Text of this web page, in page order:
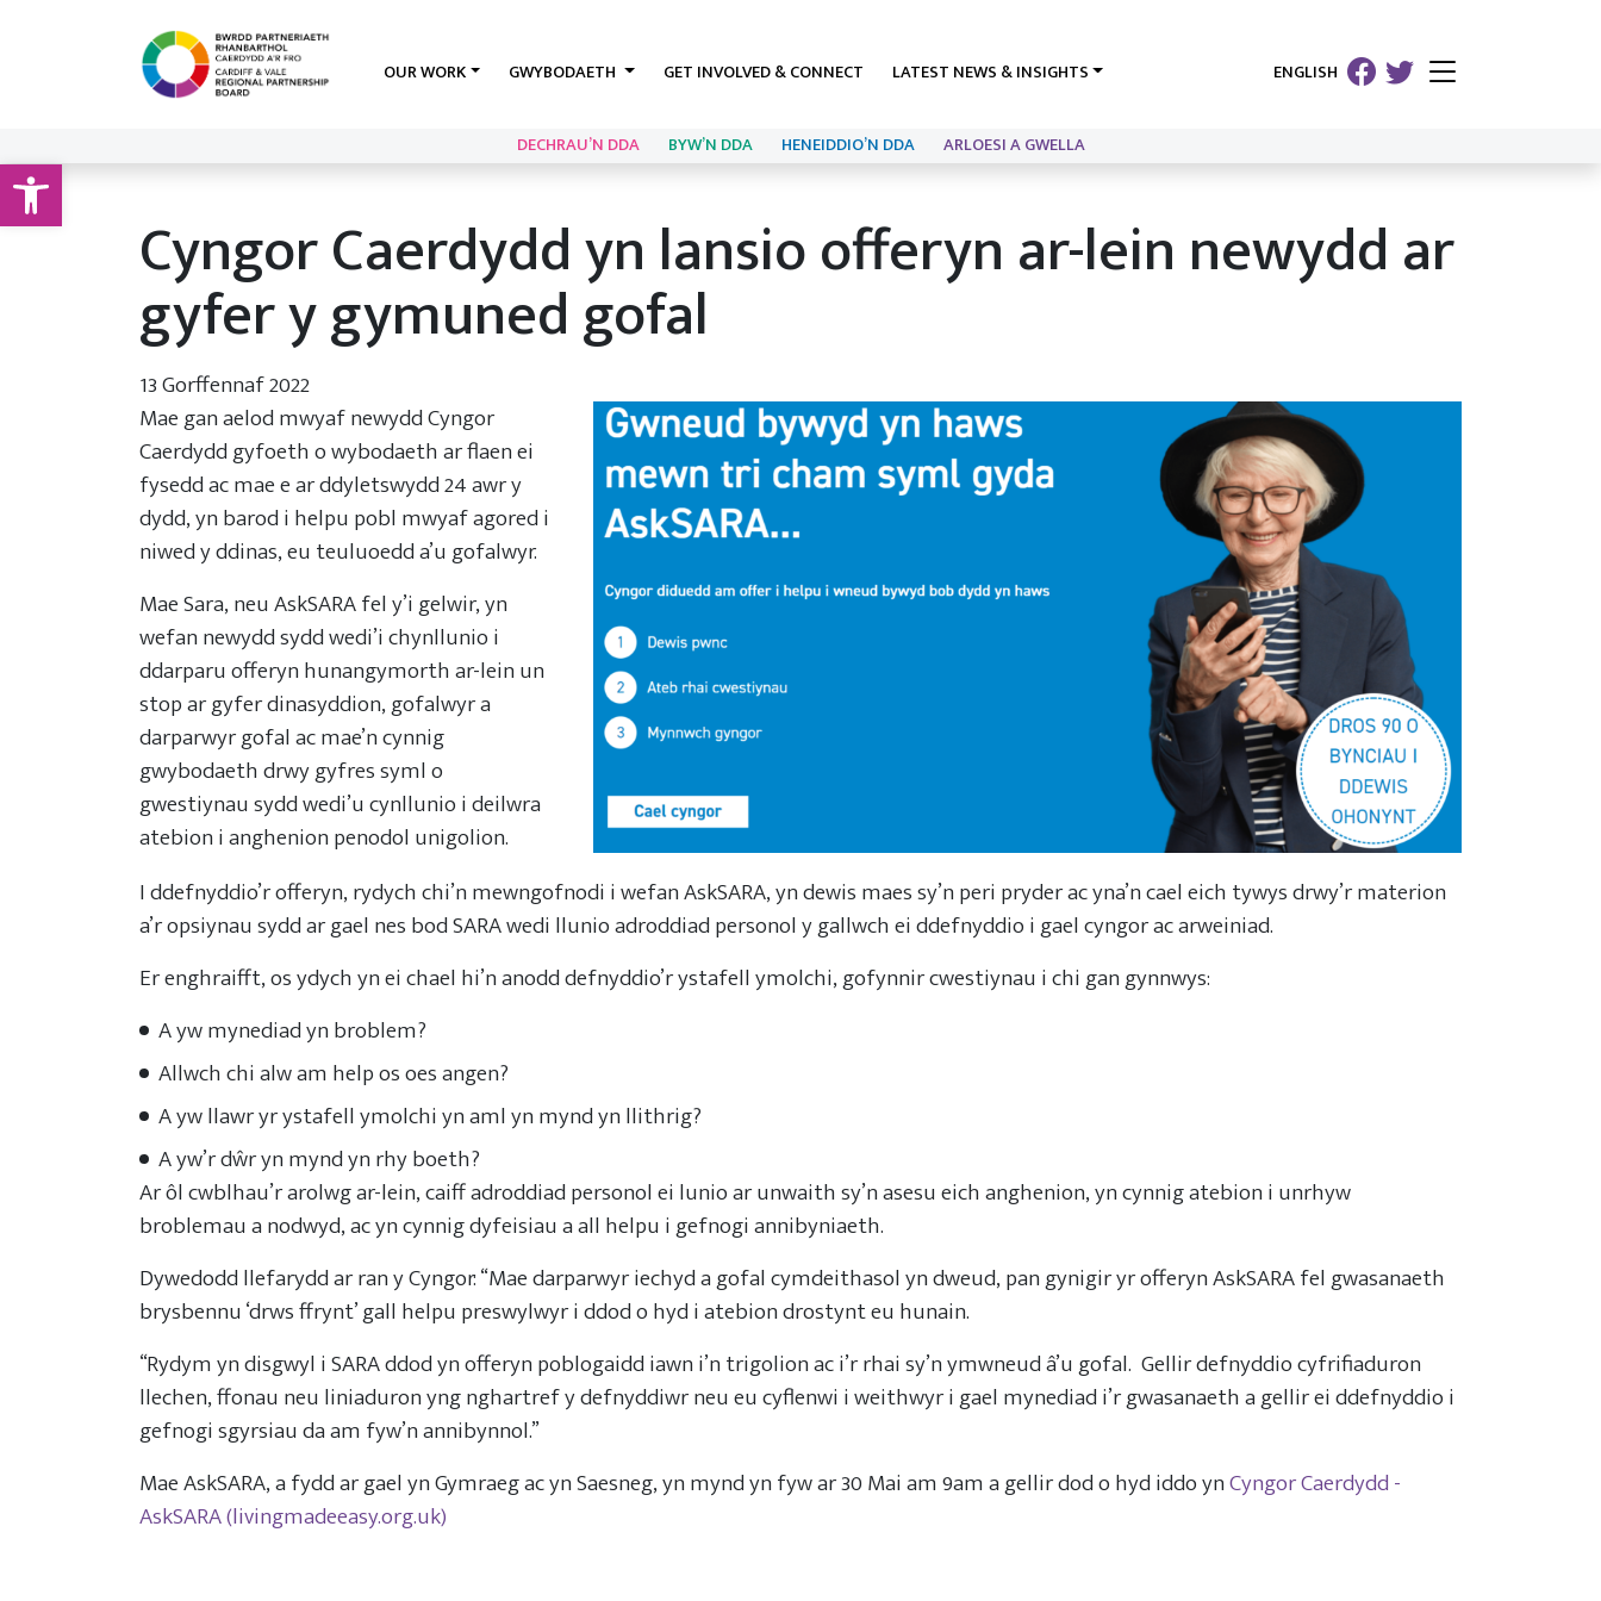
Open toolbar
OUR WORK GWYBODAETH GET INVOLVED & CONNECT LATEST NEWS & INSIGHTS ENGLISH
DECHRAU’N DDA BYW’N DDA HENEIDDIO’N DDA ARLOESI A GWELLA
Cyngor Caerdydd yn lansio offeryn ar-lein newydd ar
gyfer y gymuned gofal
13 Gorffennaf 2022
Mae gan aelod mwyaf newydd Cyngor
Caerdydd gyfoeth o wybodaeth ar flaen ei
fysedd ac mae e ar ddyletswydd 24 awr y
dydd, yn barod i helpu pobl mwyaf agored i
niwed y ddinas, eu teuluoedd a’u gofalwyr.
Mae Sara, neu AskSARA fel y’i gelwir, yn
wefan newydd sydd wedi’i chynllunio i
ddarparu offeryn hunangymorth ar-lein un
stop ar gyfer dinasyddion, gofalwyr a
darparwyr gofal ac mae’n cynnig
gwybodaeth drwy gyfres syml o
gwestiynau sydd wedi’u cynllunio i deilwra
atebion i anghenion penodol unigolion.
I ddefnyddio’r offeryn, rydych chi’n mewngofnodi i wefan AskSARA, yn dewis maes sy’n peri pryder ac yna’n cael eich tywys drwy’r materion
a’r opsiynau sydd ar gael nes bod SARA wedi llunio adroddiad personol y gallwch ei ddefnyddio i gael cyngor ac arweiniad.
Er enghraifft, os ydych yn ei chael hi’n anodd defnyddio’r ystafell ymolchi, gofynnir cwestiynau i chi gan gynnwys:
A yw mynediad yn broblem?
Allwch chi alw am help os oes angen?
A yw llawr yr ystafell ymolchi yn aml yn mynd yn llithrig?
A yw’r dŵr yn mynd yn rhy boeth?
Ar ôl cwblhau’r arolwg ar-lein, caiff adroddiad personol ei lunio ar unwaith sy’n asesu eich anghenion, yn cynnig atebion i unrhyw
broblemau a nodwyd, ac yn cynnig dyfeisiau a all helpu i gefnogi annibyniaeth.
Dywedodd llefarydd ar ran y Cyngor: “Mae darparwyr iechyd a gofal cymdeithasol yn dweud, pan gynigir yr offeryn AskSARA fel gwasanaeth
brysbennu ‘drws ffrynt’ gall helpu preswylwyr i ddod o hyd i atebion drostynt eu hunain.
“Rydym yn disgwyl i SARA ddod yn offeryn poblogaidd iawn i’n trigolion ac i’r rhai sy’n ymwneud â’u gofal. Gellir defnyddio cyfrifiaduron
llechen, ffonau neu liniaduron yng nghartref y defnyddiwr neu eu cyflenwi i weithwyr i gael mynediad i’r gwasanaeth a gellir ei ddefnyddio i
gefnogi sgyrsiau da am fyw’n annibynnol.”
Mae AskSARA, a fydd ar gael yn Gymraeg ac yn Saesneg, yn mynd yn fyw ar 30 Mai am 9am a gellir dod o hyd iddo ynCyngor Caerdydd -
AskSARA (livingmadeeasy.org.uk)